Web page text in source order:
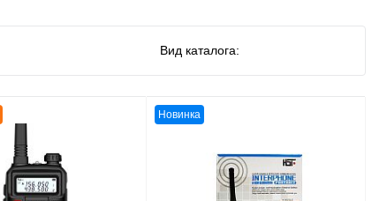
Вид каталога:
Новинка